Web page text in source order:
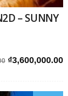
– SUNNY
Giá
₫3,600,000.00